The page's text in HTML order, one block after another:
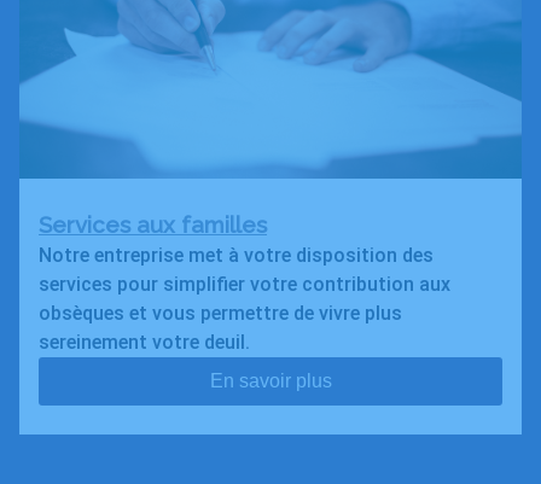
Services aux familles
Notre entreprise met à votre disposition des
services pour simplifier votre contribution aux
obsèques et vous permettre de vivre plus
sereinement votre deuil.
En savoir plus